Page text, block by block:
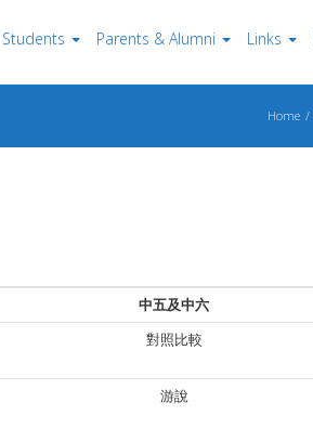
Students Parents & Alumni Links
Home
中五及中六
對照比較
游說